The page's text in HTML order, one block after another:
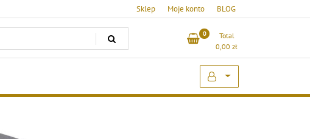
Sklep Moje konto BLOG
0
Total
0,00 zł